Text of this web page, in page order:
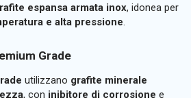
espansa armata inox, idonea per
e alta pressione.
Grade
utilizzano grafite minerale
, con inibitore di corrosione e